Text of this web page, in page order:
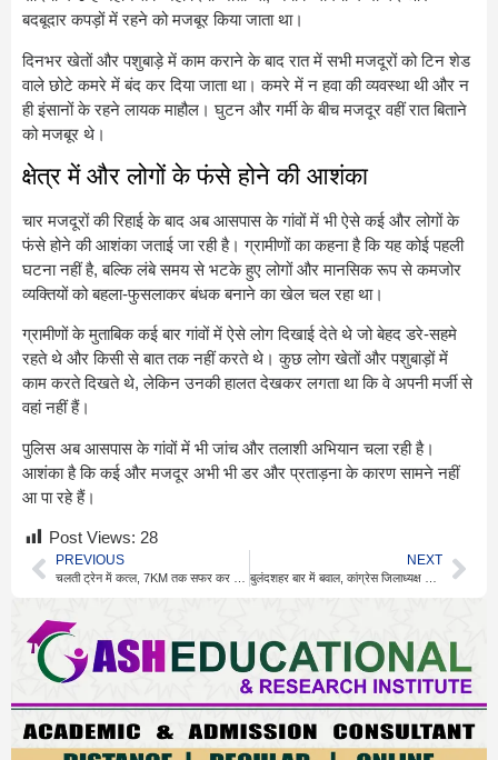
बदबूदार कपड़ों में रहने को मजबूर किया जाता था।
दिनभर खेतों और पशुबाड़े में काम कराने के बाद रात में सभी मजदूरों को टिन शेड
वाले छोटे कमरे में बंद कर दिया जाता था। कमरे में न हवा की व्यवस्था थी और न
ही इंसानों के रहने लायक माहौल। घुटन और गर्मी के बीच मजदूर वहीं रात बिताने
को मजबूर थे।
क्षेत्र में और लोगों के फंसे होने की आशंका
चार मजदूरों की रिहाई के बाद अब आसपास के गांवों में भी ऐसे कई और लोगों के
फंसे होने की आशंका जताई जा रही है। ग्रामीणों का कहना है कि यह कोई पहली
घटना नहीं है, बल्कि लंबे समय से भटके हुए लोगों और मानसिक रूप से कमजोर
व्यक्तियों को बहला-फुसलाकर बंधक बनाने का खेल चल रहा था।
ग्रामीणों के मुताबिक कई बार गांवों में ऐसे लोग दिखाई देते थे जो बेहद डरे-सहमे
रहते थे और किसी से बात तक नहीं करते थे। कुछ लोग खेतों और पशुबाड़ों में
काम करते दिखते थे, लेकिन उनकी हालत देखकर लगता था कि वे अपनी मर्जी से
वहां नहीं हैं।
पुलिस अब आसपास के गांवों में भी जांच और तलाशी अभियान चला रही है।
आशंका है कि कई और मजदूर अभी भी डर और प्रताड़ना के कारण सामने नहीं
आ पा रहे हैं।
Post Views: 28
PREVIOUS NEXT